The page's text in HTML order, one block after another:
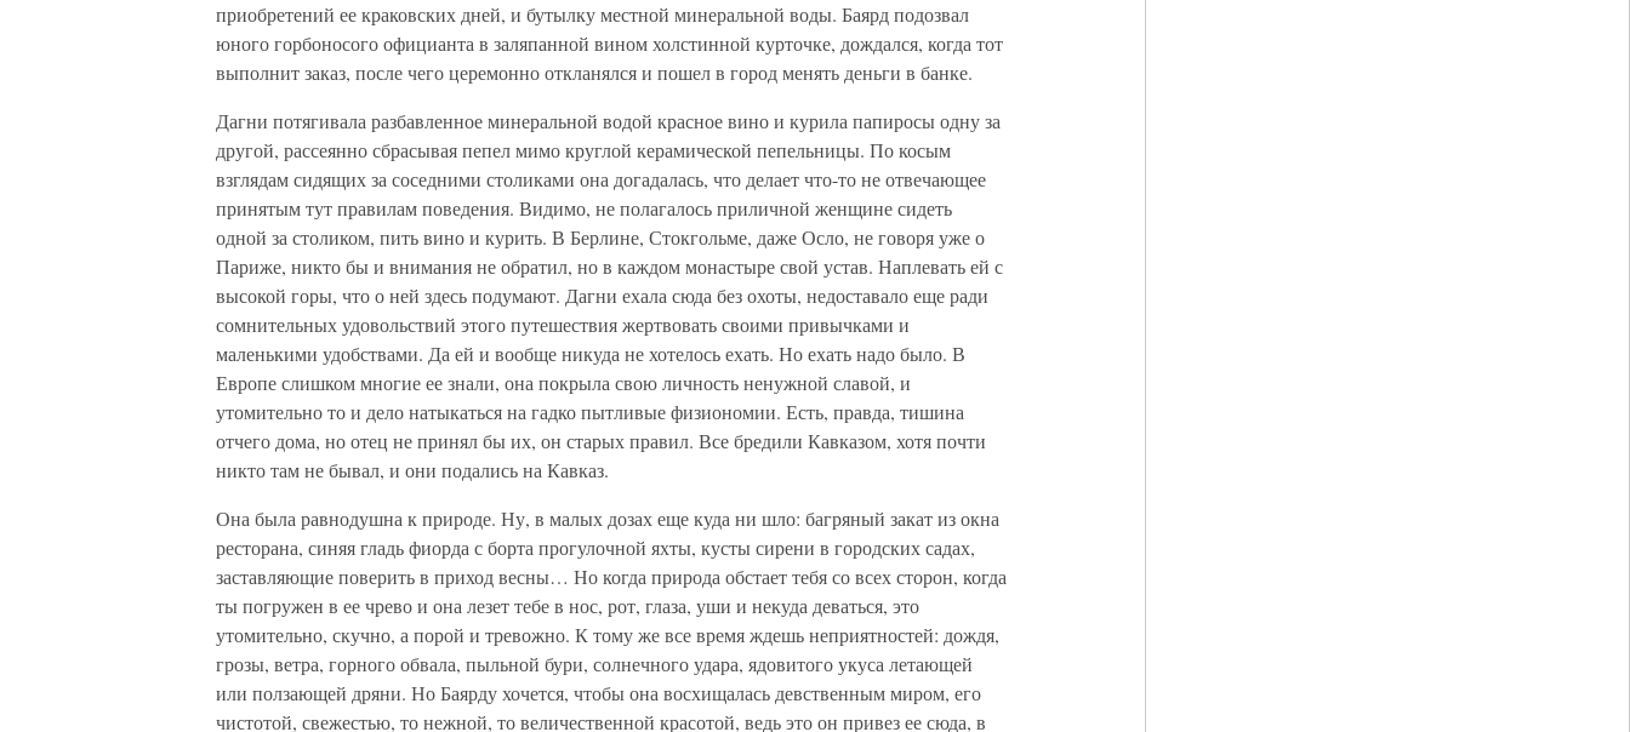
приобретений ее краковских дней, и бутылку местной минеральной воды. Баярд подозвал
юного горбоносого официанта в заляпанной вином холстинной курточке, дождался, когда тот
выполнит заказ, после чего церемонно откланялся и пошел в город менять деньги в банке.
Дагни потягивала разбавленное минеральной водой красное вино и курила папиросы одну за
другой, рассеянно сбрасывая пепел мимо круглой керамической пепельницы. По косым
взглядам сидящих за соседними столиками она догадалась, что делает что-то не отвечающее
принятым тут правилам поведения. Видимо, не полагалось приличной женщине сидеть
одной за столиком, пить вино и курить. В Берлине, Стокгольме, даже Осло, не говоря уже о
Париже, никто бы и внимания не обратил, но в каждом монастыре свой устав. Наплевать ей с
высокой горы, что о ней здесь подумают. Дагни ехала сюда без охоты, недоставало еще ради
сомнительных удовольствий этого путешествия жертвовать своими привычками и
маленькими удобствами. Да ей и вообще никуда не хотелось ехать. Но ехать надо было. В
Европе слишком многие ее знали, она покрыла свою личность ненужной славой, и
утомительно то и дело натыкаться на гадко пытливые физиономии. Есть, правда, тишина
отчего дома, но отец не принял бы их, он старых правил. Все бредили Кавказом, хотя почти
никто там не бывал, и они подались на Кавказ.
Она была равнодушна к природе. Ну, в малых дозах еще куда ни шло: багряный закат из окна
ресторана, синяя гладь фиорда с борта прогулочной яхты, кусты сирени в городских садах,
заставляющие поверить в приход весны… Но когда природа обстает тебя со всех сторон, когда
ты погружен в ее чрево и она лезет тебе в нос, рот, глаза, уши и некуда деваться, это
утомительно, скучно, а порой и тревожно. К тому же все время ждешь неприятностей: дождя,
грозы, ветра, горного обвала, пыльной бури, солнечного удара, ядовитого укуса летающей
или ползающей дряни. Но Баярду хочется, чтобы она восхищалась девственным миром, его
чистотой, свежестью, то нежной, то величественной красотой, ведь это он привез ее сюда, в